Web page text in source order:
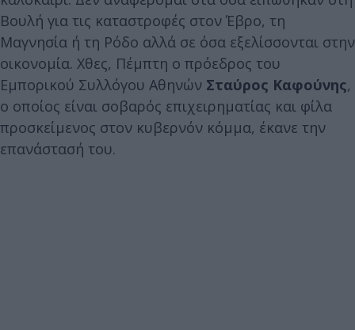
Βουλή για τις καταστροφές στον Έβρο, τη
Μαγνησία ή τη Ρόδο αλλά σε όσα εξελίσσονται στην
οικονομία. Χθες, Πέμπτη ο πρόεδρος του
Εμπορικού Συλλόγου Αθηνών Σταύρος Καφούνης,
ο οποίος είναι σοβαρός επιχειρηματίας και φίλα
προσκείμενος στον κυβερνόν κόμμα, έκανε την
επανάστασή του.